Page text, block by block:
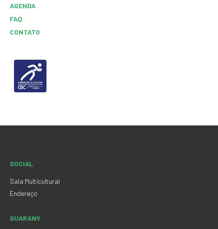
AGENDA
FAQ
CONTATO
SOCIAL
Sala Multicultural
Endereço
GUARANY